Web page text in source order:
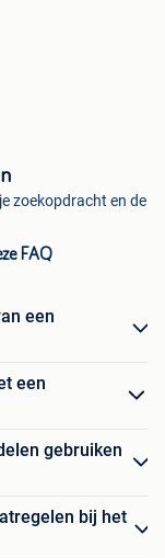
zoekopdracht en de
FAQ
een
een
gebruiken
bij het